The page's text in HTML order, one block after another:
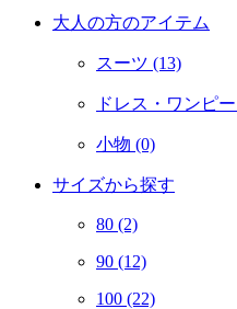
大人の方のアイテム
スーツ (13)
ドレス・ワンピ
小物 (0)
サイズから探す
80 (2)
90 (12)
100 (22)